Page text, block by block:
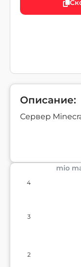
Описание:
Сервер
mio
2
3
4